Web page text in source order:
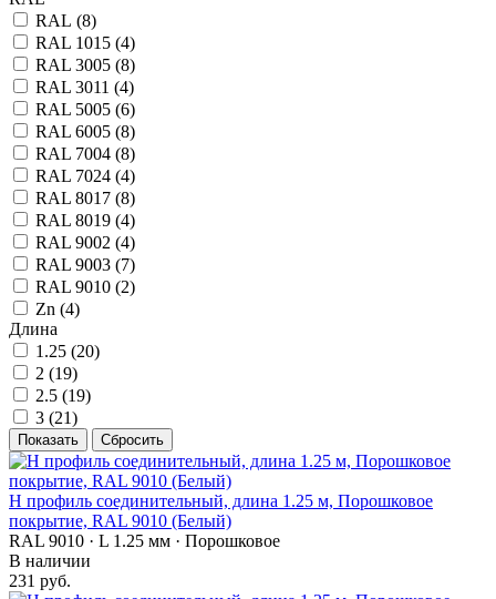
RAL (8)
RAL 1015 (4)
RAL 3005 (8)
RAL 3011 (4)
RAL 5005 (6)
RAL 6005 (8)
RAL 7004 (8)
RAL 7024 (4)
RAL 8017 (8)
RAL 8019 (4)
RAL 9002 (4)
RAL 9003 (7)
RAL 9010 (2)
Zn (4)
Длина
1.25 (20)
2 (19)
2.5 (19)
3 (21)
Н профиль соединительный, длина 1.25 м, Порошковое
покрытие, RAL 9010 (Белый)
RAL 9010 · L 1.25 мм · Порошковое
В наличии
231 руб.